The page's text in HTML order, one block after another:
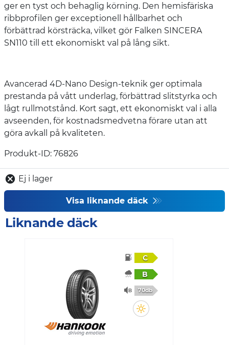
ger en tyst och behaglig körning. Den hemisfäriska
ribbprofilen ger exceptionell hållbarhet och
förbättrad körsträcka, vilket gör Falken SINCERA
SN110 till ett ekonomiskt val på lång sikt.
Avancerad 4D-Nano Design-teknik ger optimala
prestanda på vått underlag, förbättrad slitstyrka och
lågt rullmotstånd. Kort sagt, ett ekonomiskt val i alla
avseenden, för kostnadsmedvetna förare utan att
göra avkall på kvaliteten.
Produkt-ID: 76826
Ej i lager
Visa liknande däck
Liknande däck
C
B
70db